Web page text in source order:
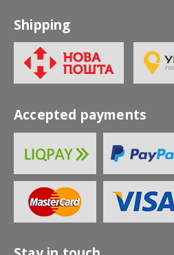
Shipping
Accepted payments